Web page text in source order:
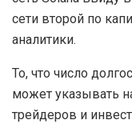
сети второй по
аналитики.
То, что число
может указывать
трейдеров и